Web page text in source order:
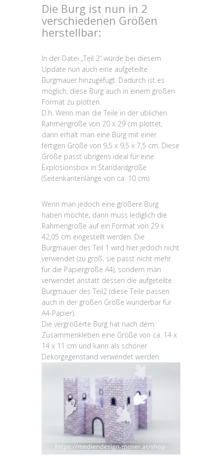
Die Burg ist nun in 2
verschiedenen Größen
herstellbar:
In der Datei „Teil 2“ wurde bei diesem
Update nun auch eine aufgeteilte
Burgmauer hinzugefügt. Dadurch ist es
möglich, diese Burg auch in einem großen
Format zu plotten.
D.h. Wenn man die Teile in der üblichen
Rahmengröße von 20 x 29 cm plottet,
dann erhält man eine Burg mit einer
fertigen Größe von 9,5 x 9,5 x 7,5 cm. Diese
Größe passt übrigens ideal für eine
Explosionsbox in Standardgröße
(Seitenkantenlänge von ca. 10 cm).
Wenn man jedoch eine größere Burg
haben möchte, dann muss lediglich die
Rahmengröße auf ein Format von 29 x
42,05 cm eingestellt werden. Die
Burgmauer des Teil 1 wird hier jedoch nicht
verwendet (zu groß, sie passt nicht mehr
für die Papiergröße A4), sondern man
verwendet anstatt dessen die aufgeteilte
Burgmauer des Teil2 (diese Teile passen
auch in der großen Größe wunderbar für
A4-Papier).
Die vergrößerte Burg hat nach dem
Zusammenkleben eine Größe von ca. 14 x
14 x 11 cm und kann als schöner
Dekorgegenstand verwendet werden.